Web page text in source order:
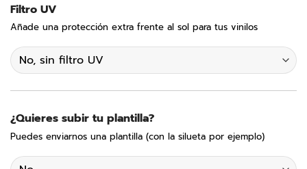
Filtro UV
Añade una protección extra frente al sol para tus vinilos
¿Quieres subir tu plantilla?
Puedes enviarnos una plantilla (con la silueta por ejemplo)